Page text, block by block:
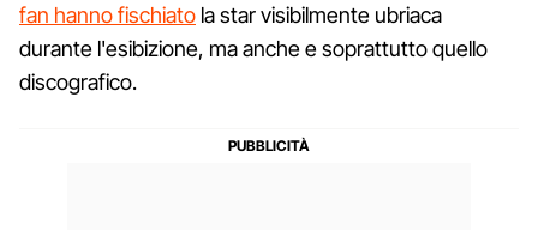
fan hanno fischiato la star visibilmente ubriaca
durante l'esibizione, ma anche e soprattutto quello
discografico.